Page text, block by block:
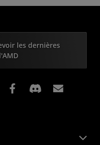
les dernières
Facebook